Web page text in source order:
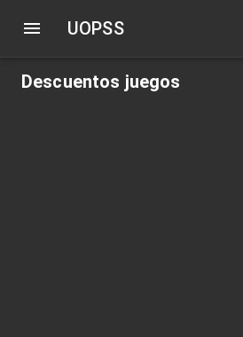
UOPSS
Descuentos juegos